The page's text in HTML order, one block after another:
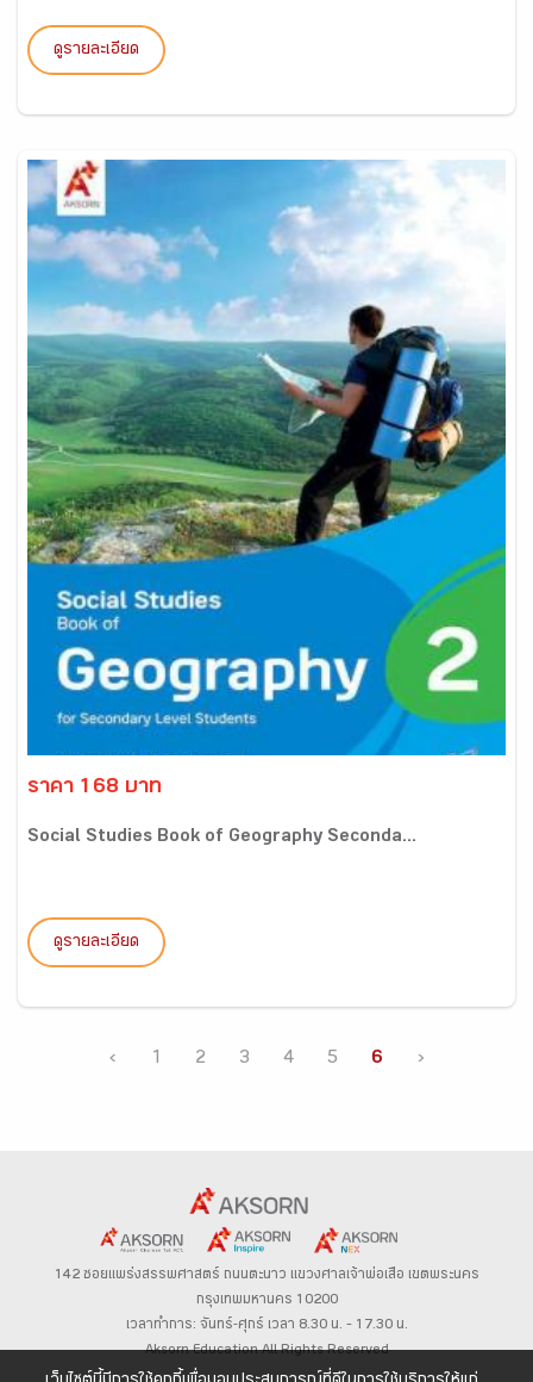
ดูรายละเอียด
ราคา 168 บาท
Social Studies Book of Geography Seconda...
ดูรายละเอียด
‹ 1 2 3 4 5 6 ›
142 ซอยแพร่งสรรพศาสตร์ ถนนตะนาว แขวงศาลเจ้าพ่อเสือ เขตพระนคร
กรุงเทพมหานคร 10200
เวลาทำการ: จันทร์-ศุกร์ เวลา 8.30 น. – 17.30 น.
Aksorn Education All Rights Reserved